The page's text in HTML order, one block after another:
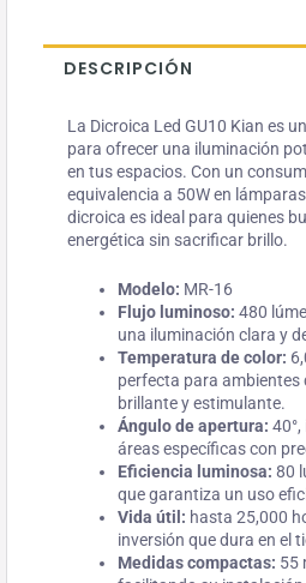
DESCRIPCIÓN
La Dicroica Led GU10 Kian es
para ofrecer una iluminación
en tus espacios. Con un
equivalencia a 50W en
dicroica es ideal para quienes
energética sin sacrificar brillo.
Modelo: MR-16
Flujo luminoso: 480
una iluminación clara y
Temperatura de color:
perfecta para ambientes
brillante y estimulante.
Ángulo de apertura:
áreas específicas con
Eficiencia luminosa: 80
que garantiza un uso
Vida útil: hasta 25,000
inversión que dura en el
Medidas compactas: 55